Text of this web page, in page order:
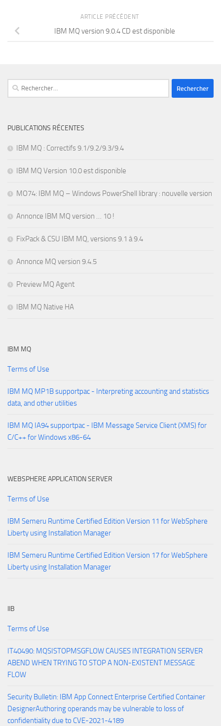
ARTICLE PRÉCÉDENT
IBM MQ version 9.0.4 CD est disponible
Rechercher :
PUBLICATIONS RÉCENTES
IBM MQ : Correctifs 9.1/9.2/9.3/9.4
IBM MQ Version 10.0 est disponible
MO74: IBM MQ – Windows PowerShell library : nouvelle version
Annonce IBM MQ version … 10 !
FixPack & CSU IBM MQ, versions 9.1 à 9.4
Annonce MQ version 9.4.5
Preview MQ Agent
IBM MQ Native HA
IBM MQ
Terms of Use
IBM MQ MP1B supportpac - Interpreting accounting and statistics
data, and other utilities
IBM MQ IA94 supportpac - IBM Message Service Client (XMS) for
C/C++ for Windows x86-64
WEBSPHERE APPLICATION SERVER
Terms of Use
IBM Semeru Runtime Certified Edition Version 11 for WebSphere
Liberty using Installation Manager
IBM Semeru Runtime Certified Edition Version 17 for WebSphere
Liberty using Installation Manager
IIB
Terms of Use
IT40490: MQSISTOPMSGFLOW CAUSES INTEGRATION SERVER
ABEND WHEN TRYING TO STOP A NON-EXISTENT MESSAGE
FLOW
Security Bulletin: IBM App Connect Enterprise Certified Container
DesignerAuthoring operands may be vulnerable to loss of
confidentiality due to CVE-2021-4189